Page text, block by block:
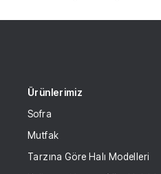
Ürünlerimiz
Sofra
Mutfak
Tarzına Göre Halı Modelleri